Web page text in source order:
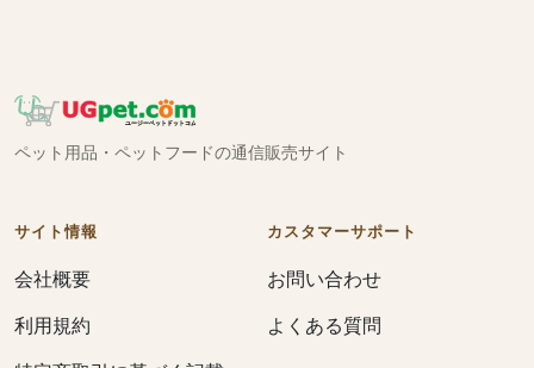
ペット用品・ペットフードの通信販売サイト
サイト情報
会社概要
利用規約
カスタマーサポート
お問い合わせ
よくある質問